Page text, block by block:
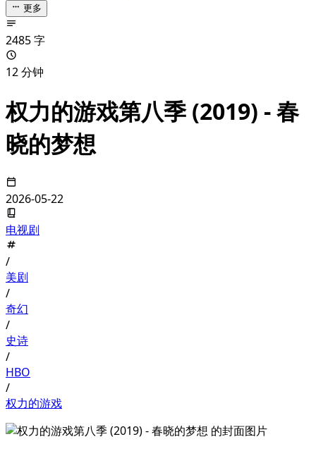
更多
2485 字
12 分钟
权力的游戏第八季 (2019) - 春
晓的梦想
2026-05-22
电视剧
/
美剧
/
奇幻
/
史诗
/
HBO
/
权力的游戏